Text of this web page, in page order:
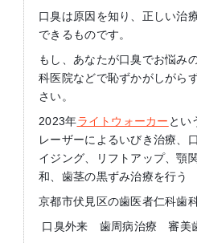
口臭は原因を知り、正しい治
できるものです。
もし、あなたが口臭でお悩み
科医院などで恥ずかがしがら
さい。
2023年ライトウォーカー とい
レーザーによるいびき治療、
イジング、リフトアップ、顎
和、歯茎の黒ずみ治療を行う
京都市伏見区の歯医者仁科歯
口臭外来 歯周病治療 審美